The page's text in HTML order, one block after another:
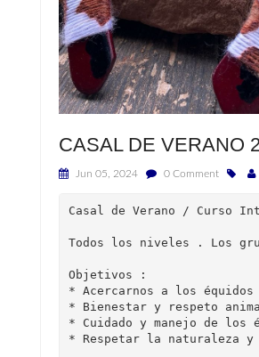
CASAL DE VERANO
Jun 05, 2024 0 Comment
Casal de Verano / Curso
Todos los niveles . Los
Objetivos :
* Acercarnos a los équidos
* Bienestar y respeto
* Cuidado y manejo de los
* Respetar la naturaleza y